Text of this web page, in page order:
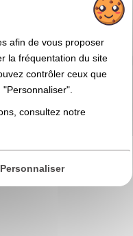
DEVIS EXPRESS
coton et
afin de vous proposer
la fréquentation du site
contrôler ceux que
consultez notre
Personnaliser